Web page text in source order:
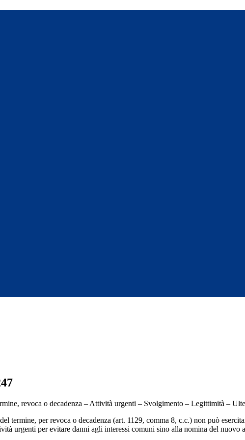
revoca o decadenza – Attività urgenti – Svolgimento – Legittimità –
termine, per revoca o decadenza (art. 1129, comma 8, c.c.) non può
urgenti per evitare danni agli interessi comuni sino alla nomina del nuovo